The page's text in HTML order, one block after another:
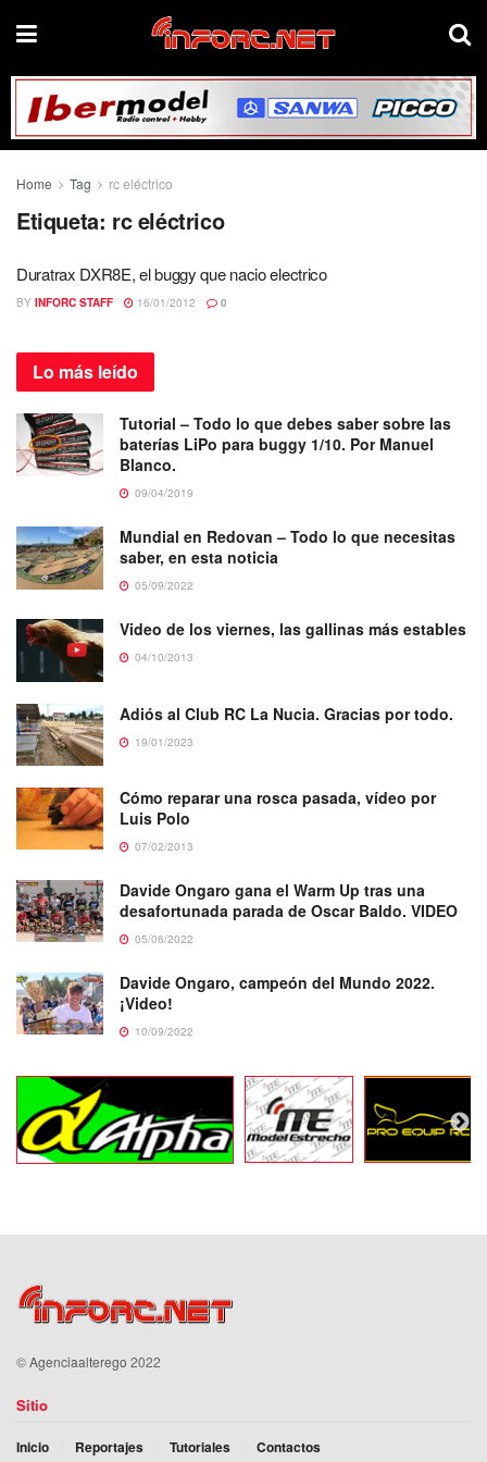
Home Tag rc eléctrico
Etiqueta: rc eléctrico
Duratrax DXR8E, el buggy que nacio electrico
BY INFORC STAFF 16/01/2012 0
Lo más leído
Tutorial – Todo lo que debes saber sobre las
baterías LiPo para buggy 1/10. Por Manuel
Blanco.
09/04/2019
Mundial en Redovan – Todo lo que necesitas
saber, en esta noticia
05/09/2022
Video de los viernes, las gallinas más estables
04/10/2013
Adiós al Club RC La Nucia. Gracias por todo.
19/01/2023
Cómo reparar una rosca pasada, vídeo por
Luis Polo
07/02/2013
Davide Ongaro gana el Warm Up tras una
desafortunada parada de Oscar Baldo. VIDEO
05/06/2022
Davide Ongaro, campeón del Mundo 2022.
¡Video!
10/09/2022
©Agenciaalterego 2022
Sitio
Inicio Reportajes Tutoriales Contactos